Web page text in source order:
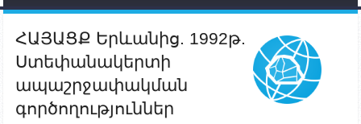
ՀԱՅԱՑՔ Երևանից. 1992թ.
Ստեփանակերտի
ապաշրջափակման
գործողություններ